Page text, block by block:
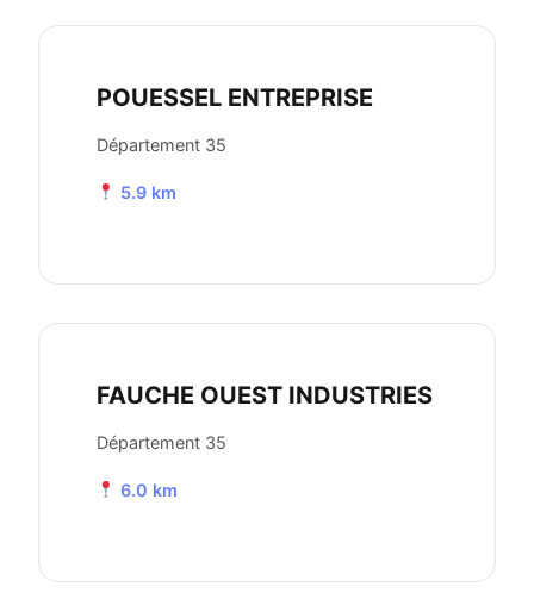
POUESSEL ENTREPRISE
Département 35
5.9 km
FAUCHE OUEST INDUSTRIES
Département 35
6.0 km